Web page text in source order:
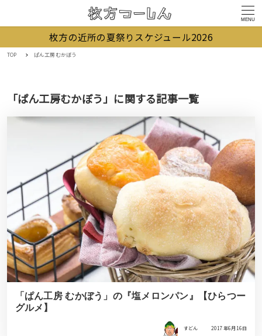
MENU
枚方の近所の夏祭りスケジュール2026
TOP ぱん工房むかぼう
「ぱん工房むかぼう」に関する記事一覧
「ぱん工房 むかぼう」の『塩メロンパン』【ひらつー
グルメ】
すどん 2017年6月16日